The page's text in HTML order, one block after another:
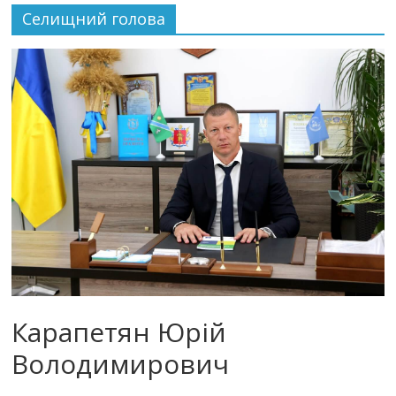
Селищний голова
Карапетян Юрій
Володимирович